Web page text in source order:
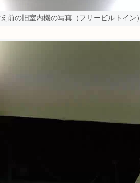
前の旧室内機の写真（フリービルトイン）